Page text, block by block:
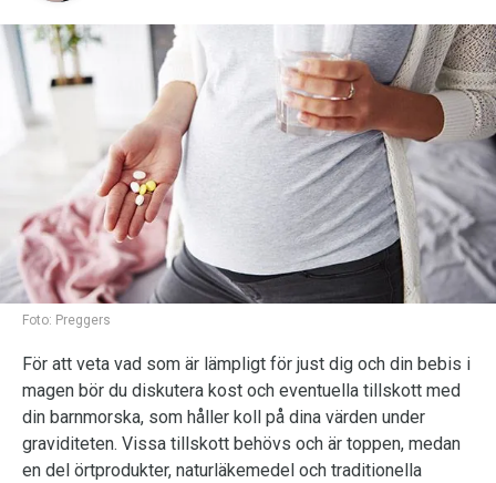
Foto: Preggers
För att veta vad som är lämpligt för just dig och din bebis i
magen bör du diskutera kost och eventuella tillskott med
din barnmorska, som håller koll på dina värden under
graviditeten. Vissa tillskott behövs och är toppen, medan
en del örtprodukter, naturläkemedel och traditionella